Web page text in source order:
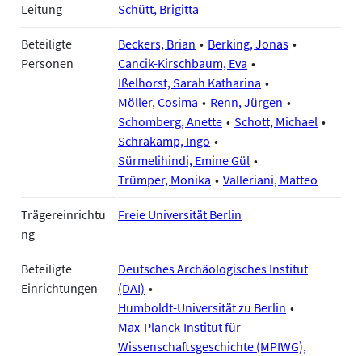
Leitung Schütt, Brigitta
Beteiligte
Personen
Beckers, Brian
Berking, Jonas
Cancik-Kirschbaum, Eva
Ißelhorst, Sarah Katharina
Möller, Cosima
Renn, Jürgen
Schomberg, Anette
Schott, Michael
Schrakamp, Ingo
Sürmelihindi, Emine Gül
Trümper, Monika
Valleriani, Matteo
Trägereinrichtu
ng
Freie Universität Berlin
Beteiligte
Einrichtungen
Deutsches Archäologisches Institut
(DAI)
Humboldt-Universität zu Berlin
Max-Planck-Institut für
Wissenschaftsgeschichte (MPIWG),